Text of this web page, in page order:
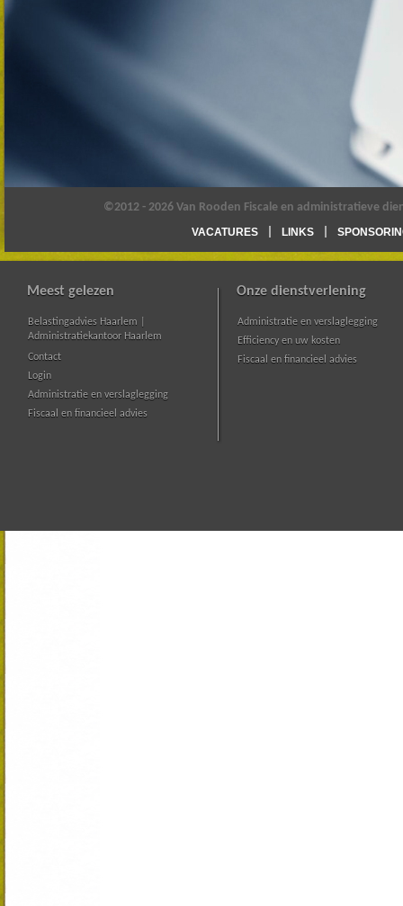
©2012 - 2026 Van Rooden Fiscale en administratieve
VACATURES LINKS
Meest gelezen
Belastingadvies Haarlem |
Administratiekantoor Haarlem
Contact
Login
Administratie en verslaglegging
Fiscaal en financieel advies
Onze dienstverlening
Administratie en verslaglegging
Efficiency en uw kosten
Fiscaal en financieel advies